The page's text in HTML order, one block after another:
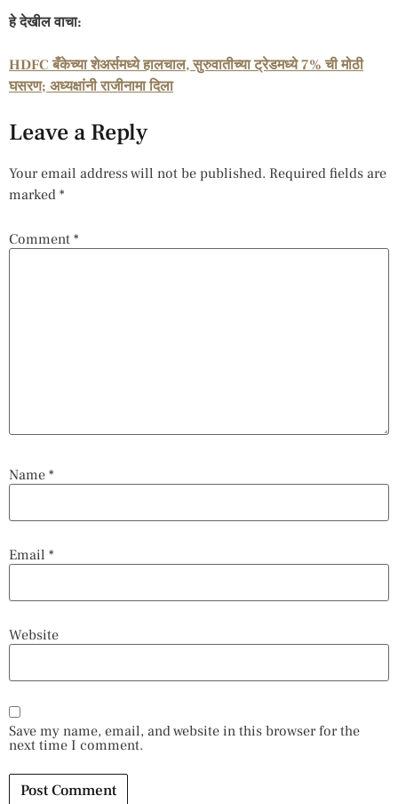
हे देखील वाचा:
HDFC बँकेच्या शेअर्समध्ये हालचाल, सुरुवातीच्या ट्रेडमध्ये 7% ची मोठी
घसरण; अध्यक्षांनी राजीनामा दिला
Leave a Reply
Your email address will not be published. Required fields are
marked *
Comment *
Name *
Email *
Website
Save my name, email, and website in this browser for the
next time I comment.